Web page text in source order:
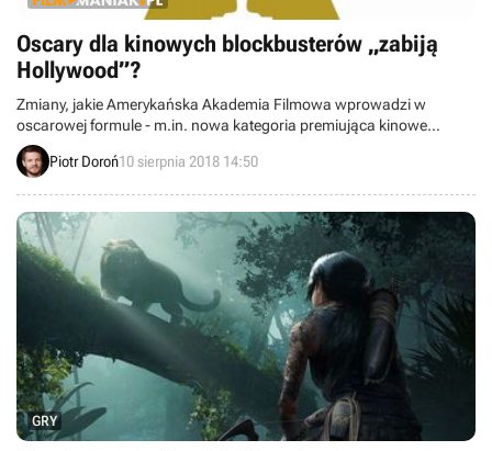
Oscary dla kinowych blockbusterów „zabiją
Hollywood”?
Zmiany, jakie Amerykańska Akademia Filmowa wprowadzi w
oscarowej formule - m.in. nowa kategoria premiująca kinowe
blockbustery - nie spodobały się ludziom z branży filmowej.
Niektórzy z nich wieszczą koniec Hollywood.
Piotr Doroń10 sierpnia 2018 14:50
GRY